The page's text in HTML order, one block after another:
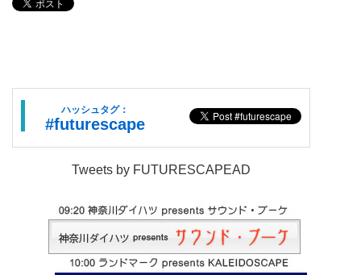
ハッシュタグ：
#futurescape
Tweets by FUTURESCAPEAD